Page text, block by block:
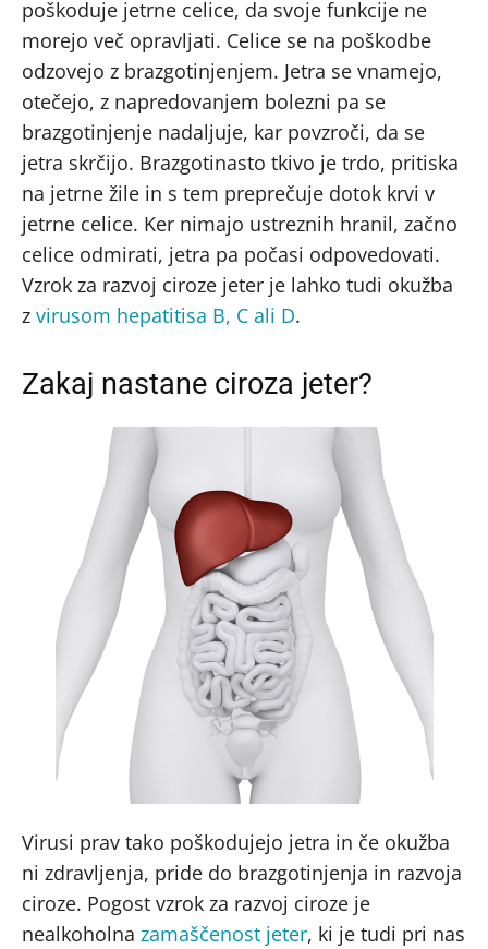
poškoduje jetrne celice, da svoje funkcije ne
morejo več opravljati. Celice se na poškodbe
odzovejo z brazgotinjenjem. Jetra se vnamejo,
otečejo, z napredovanjem bolezni pa se
brazgotinjenje nadaljuje, kar povzroči, da se
jetra skrčijo. Brazgotinasto tkivo je trdo, pritiska
na jetrne žile in s tem preprečuje dotok krvi v
jetrne celice. Ker nimajo ustreznih hranil, začno
celice odmirati, jetra pa počasi odpovedovati.
Vzrok za razvoj ciroze jeter je lahko tudi okužba
z virusom hepatitisa B, C ali D.
Zakaj nastane ciroza jeter?
Virusi prav tako poškodujejo jetra in če okužba
ni zdravljenja, pride do brazgotinjenja in razvoja
ciroze. Pogost vzrok za razvoj ciroze je
nealkoholna zamaščenost jeter, ki je tudi pri nas